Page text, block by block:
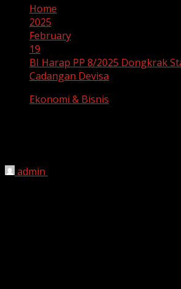
Home
2025
February
19
BI Harap PP 8/2025 Dongkrak
Cadangan Devisa
Ekonomi & Bisnis
admin